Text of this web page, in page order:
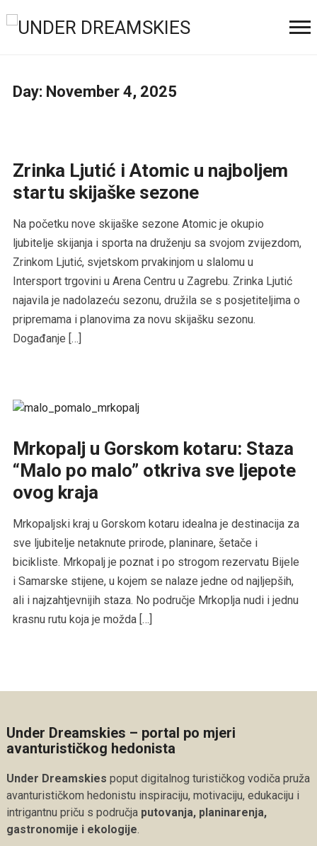
Day: November 4, 2025
Zrinka Ljutić i Atomic u najboljem
startu skijaške sezone
Na početku nove skijaške sezone Atomic je okupio
ljubitelje skijanja i sporta na druženju sa svojom zvijezdom,
Zrinkom Ljutić, svjetskom prvakinjom u slalomu u
Intersport trgovini u Arena Centru u Zagrebu. Zrinka Ljutić
najavila je nadolazeću sezonu, družila se s posjetiteljima o
pripremama i planovima za novu skijašku sezonu.
Događanje […]
Mrkopalj u Gorskom kotaru: Staza
“Malo po malo” otkriva sve ljepote
ovog kraja
Mrkopaljski kraj u Gorskom kotaru idealna je destinacija za
sve ljubitelje netaknute prirode, planinare, šetače i
bicikliste. Mrkopalj je poznat i po strogom rezervatu Bijele
i Samarske stijene, u kojem se nalaze jedne od najljepših,
ali i najzahtjevnijih staza. No područje Mrkoplja nudi i jednu
krasnu rutu koja je možda […]
Under Dreamskies – portal po mjeri
avanturističkog hedonista
Under Dreamskies poput digitalnog turističkog vodiča pruža
avanturističkom hedonistu inspiraciju, motivaciju, edukaciju i
intrigantnu priču s područja putovanja, planinarenja,
gastronomije i ekologije.